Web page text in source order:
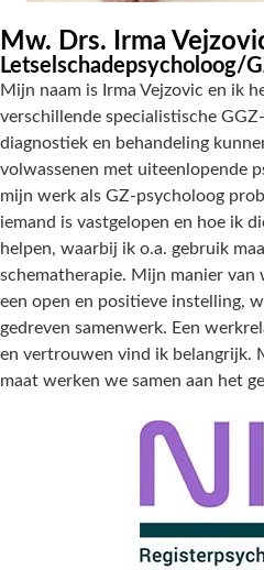
Mw. Drs. Irma
Letselschadepsycholoog/
Mijn naam is Irma Vejzovic en ik
verschillende specialistische
diagnostiek en behandeling
volwassenen met uiteenlopende
mijn werk als GZ-psycholoog
iemand is vastgelopen en hoe ik
helpen, waarbij ik o.a. gebruik
schematherapie. Mijn manier
een open en positieve instelling,
gedreven samenwerk. Een
en vertrouwen vind ik belangrijk.
maat werken we samen aan het